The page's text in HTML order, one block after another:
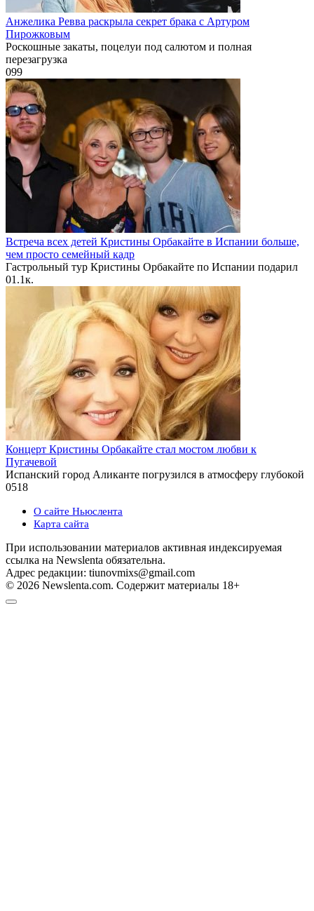
Анжелика Ревва раскрыла секрет брака с Артуром
Пирожковым
Роскошные закаты, поцелуи под салютом и полная
перезагрузка
099
Встреча всех детей Кристины Орбакайте в Испании больше,
чем просто семейный кадр
Гастрольный тур Кристины Орбакайте по Испании подарил
01.1к.
Концерт Кристины Орбакайте стал мостом любви к
Пугачевой
Испанский город Аликанте погрузился в атмосферу глубокой
0518
О сайте Ньюслента
Карта сайта
При использовании материалов активная индексируемая
ссылка на Newslenta обязательна.
Адрес редакции: tiunovmixs@gmail.com
© 2026 Newslenta.com. Содержит материалы 18+